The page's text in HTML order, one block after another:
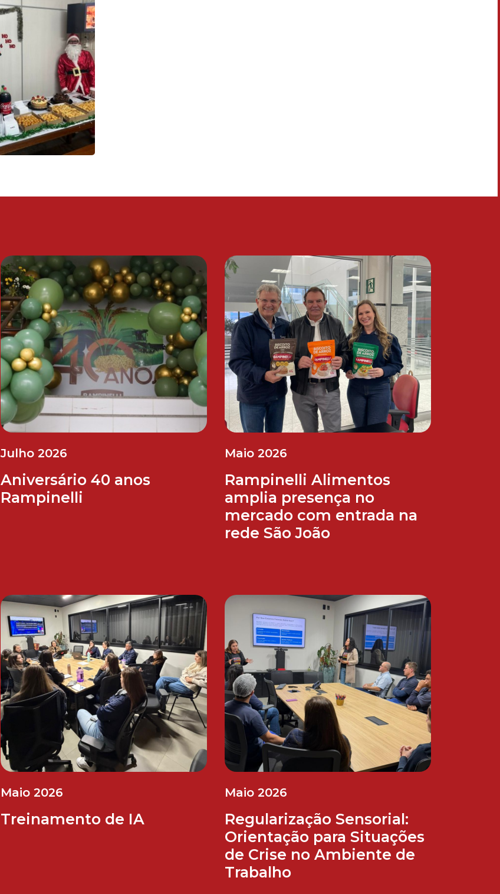
Julho 2026
Aniversário 40 anos
Rampinelli
Maio 2026
Rampinelli Alimentos
amplia presença no
mercado com entrada na
rede São João
Maio 2026
Treinamento de IA
Maio 2026
Regularização Sensorial:
Orientação para Situações
de Crise no Ambiente de
Trabalho